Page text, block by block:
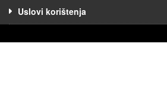
Uslovi korištenja